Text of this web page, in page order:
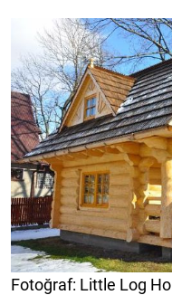
Fotoğraf: Little Log